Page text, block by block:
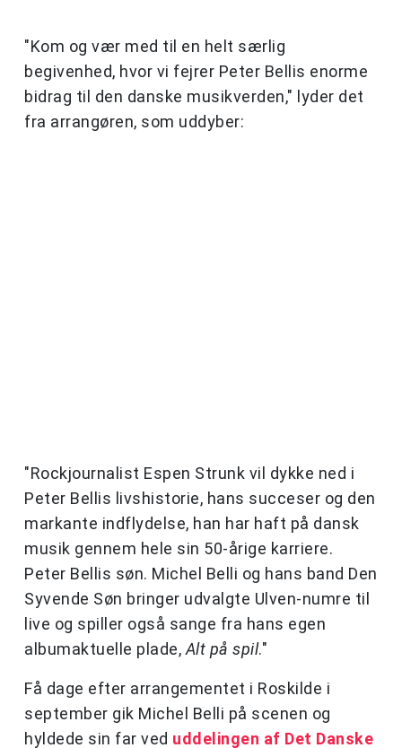
"Kom og vær med til en helt særlig
begivenhed, hvor vi fejrer Peter Bellis enorme
bidrag til den danske musikverden," lyder det
fra arrangøren, som uddyber:
"Rockjournalist Espen Strunk vil dykke ned i
Peter Bellis livshistorie, hans succeser og den
markante indflydelse, han har haft på dansk
musik gennem hele sin 50-årige karriere.
Peter Bellis søn. Michel Belli og hans band Den
Syvende Søn bringer udvalgte Ulven-numre til
live og spiller også sange fra hans egen
albumaktuelle plade, Alt på spil."
Få dage efter arrangementet i Roskilde i
september gik Michel Belli på scenen og
hyldede sin far ved uddelingen af Det Danske